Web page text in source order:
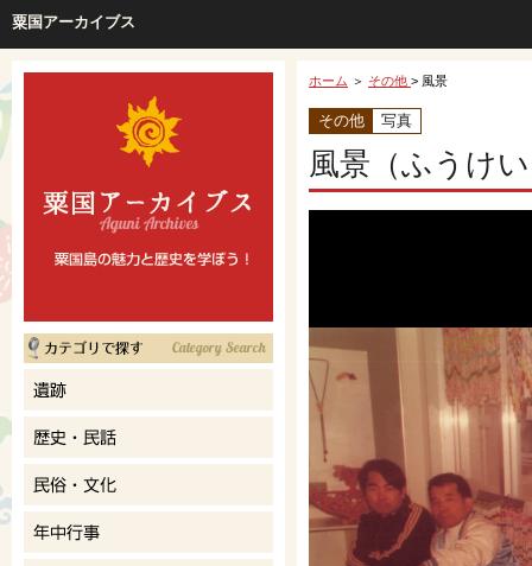
粟国アーカイブス
ホーム ＞ その他 > 風景
その他 写真
風景（ふうけ